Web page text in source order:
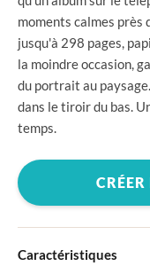
moments calmes près
jusqu'à 298 pages,
la moindre occasion,
du portrait au
dans le tiroir du bas.
temps.
Caractéristiques